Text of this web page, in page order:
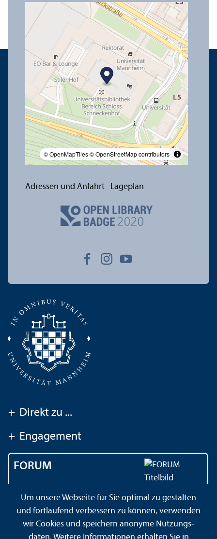
© OpenMapTiles© OpenStreetMap contributors
Adressen und Anfahrt Lageplan
+ Direkt zu ...
+ Engagement
FORUM
Universität Mannheim
Um unsere Webseite für Sie optimal zu gestalten
und fortlaufend verbessern zu können, verwenden
wir Cookies und speichern anonyme Nutzungs­